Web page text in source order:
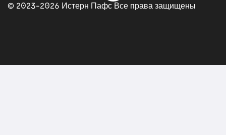
© 2023-2026 Истерн Пафс Все права защищены